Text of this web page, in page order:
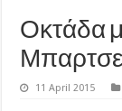
Οκτάδα
11 April 2015